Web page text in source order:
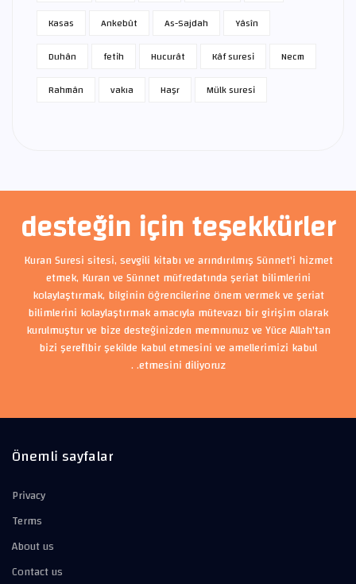
Kasas
Ankebût As-Sajdah
Yâsîn
Duhân
fetih Hucurât Kâf suresi
Necm
Rahmân
vakıa Haşr Mülk suresi
desteğin için teşekkürler
Kuran Suresi sitesi, sevgili kitabı ve arındırılmış Sünnet'i hizmet
etmek, Kuran ve Sünnet müfredatında şeriat bilimlerini
kolaylaştırmak, bilginin öğrencilerine önem vermek ve şeriat
bilimlerini kolaylaştırmak amacıyla mütevazı bir girişim olarak
kurulmuştur ve bize desteğinizden memnunuz ve Yüce Allah'tan
bizi şerefli bir şekilde kabul etmesini ve amellerimizi kabul
etmesini diliyoruz. .
Önemli sayfalar
Privacy
Terms
About us
Contact us